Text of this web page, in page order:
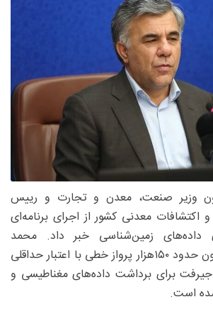
وزیر صنعت، معدن و تجارت و رییس
اکتشافات معدنی کشور از اجرای برنامه‌ای
داده‌های زمین‌شناسی خبر داد. محمد
اسماعیلی افزود: تاکنون حدود ۱۵۰هزار پرواز خطی با اعتبار حداقلی
در جیرفت برای برداشت داده‌های مغناطیسی و
است.